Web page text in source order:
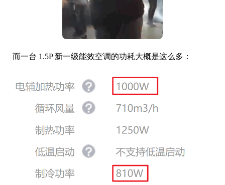
而一台 1.5P 新一级能效空调的功耗大概是这么多：